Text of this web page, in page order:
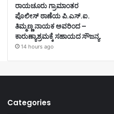
ರಾಯಚೂರು ಗ್ರಾಮಾಂತರ
ಪೊಲೀಸ್ ಠಾಣೆಯ ಪಿ.ಎಸ್.ಐ.
ತಿಮ್ಮಣ್ಣ ನಾಯಕ ಅವರಿಂದ –
ಕಾರುಣ್ಯಾಶ್ರಮಕ್ಕೆ ಸಹಾಯದ ಸೌಜನ್ಯ.
14 hours ago
Categories